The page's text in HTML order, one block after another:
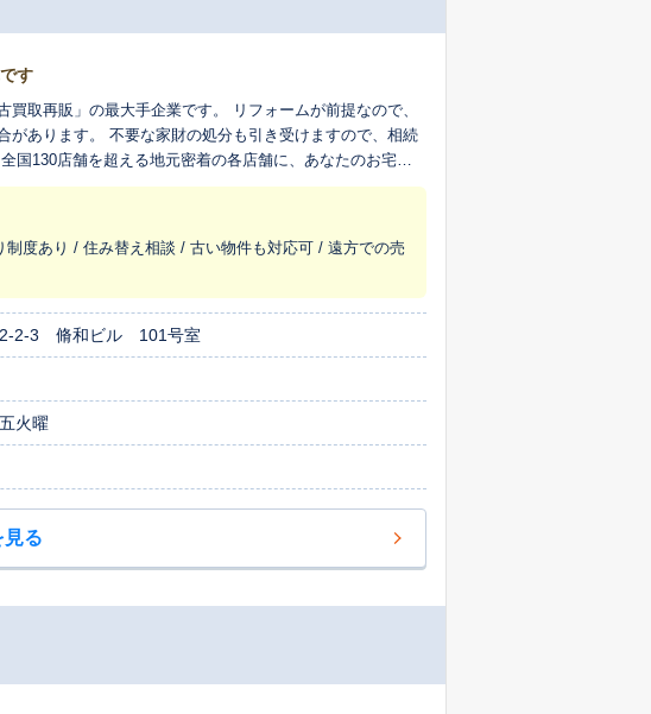
す
取再販」の最大手企業です。 リフォームが前提なので、
あります。 不要な家財の処分も引き受けますので、相続
国130店舗を超える地元密着の各店舗に、あなたのお宅を
度あり / 住み替え相談 / 古い物件も対応可 / 遠方での売
2-2-3 脩和ビル 101号室
火曜
見る